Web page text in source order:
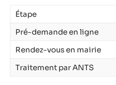
Étape
Pré-demande en ligne
Rendez-vous en mairie
Traitement par ANTS